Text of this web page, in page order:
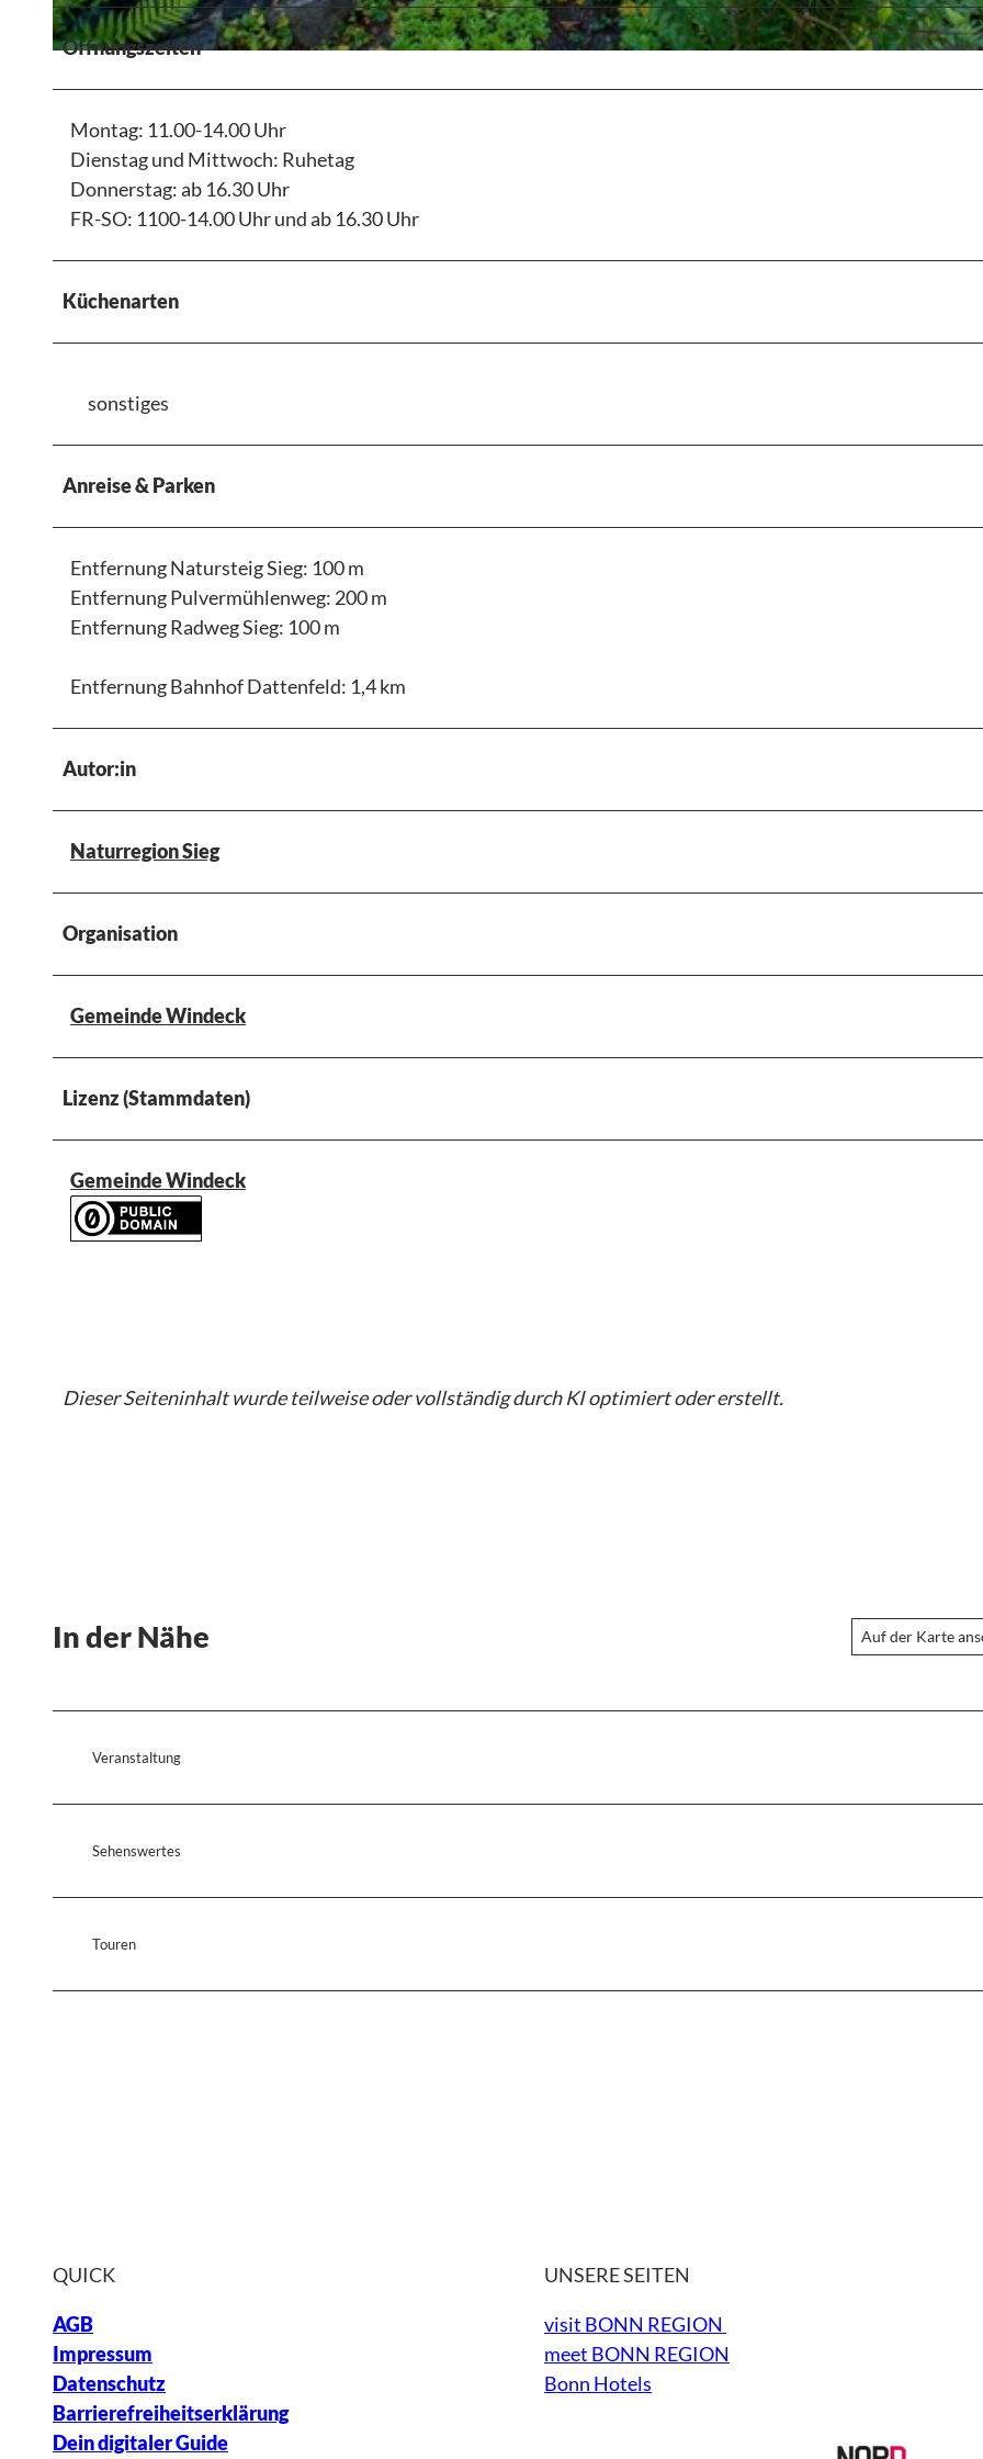
Öffnungszeiten
Montag: 11.00-14.00 Uhr
Dienstag und Mittwoch: Ruhetag
Donnerstag: ab 16.30 Uhr
FR-SO: 1100-14.00 Uhr und ab 16.30 Uhr
Küchenarten
sonstiges
Anreise & Parken
Entfernung Natursteig Sieg: 100 m
Entfernung Pulvermühlenweg: 200 m
Entfernung Radweg Sieg: 100 m
Entfernung Bahnhof Dattenfeld: 1,4 km
Autor:in
Naturregion Sieg
Organisation
Gemeinde Windeck
Lizenz (Stammdaten)
Gemeinde Windeck
Dieser Seiteninhalt wurde teilweise oder vollständig durch KI optimiert oder erstellt.
In der Nähe Auf der Karte
Veranstaltung
Sehenswertes
Touren
QUICK
AGB
Impressum
Datenschutz
Barrierefreiheitserklärung
Dein digitaler Guide
UNSERE SEITEN
visit BONN REGION
meet BONN REGION
Bonn Hotels